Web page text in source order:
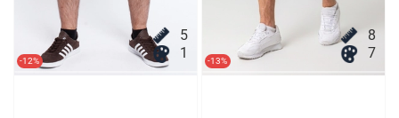
-12%
5
1
-13%
8
7